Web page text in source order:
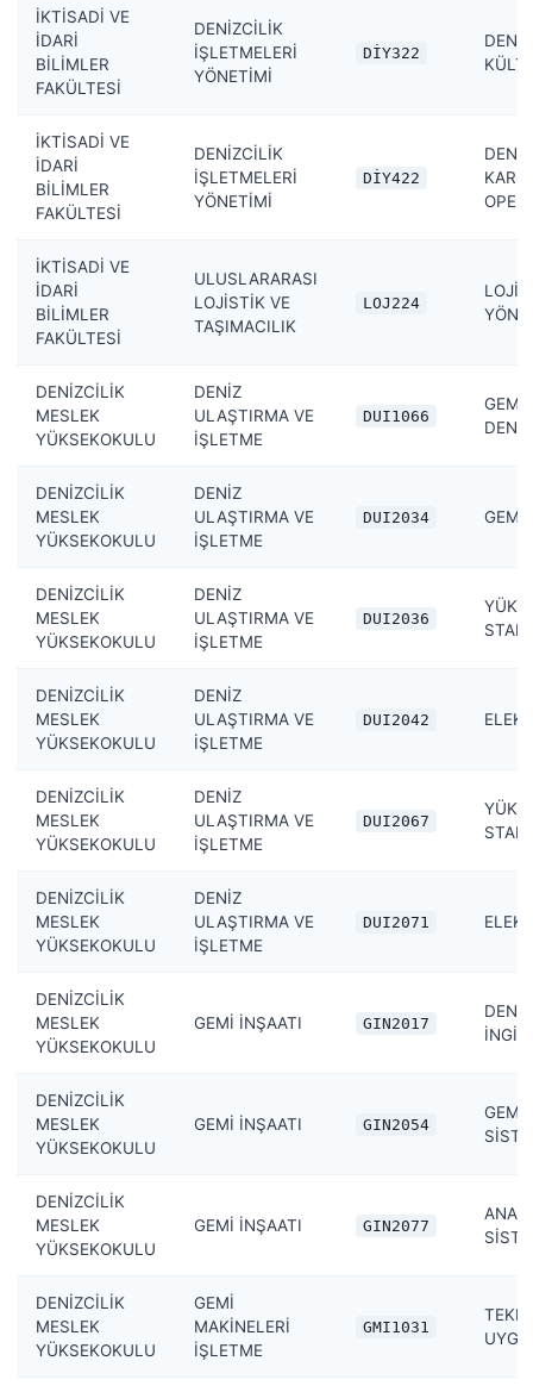
İKTİSADİ VE
İDARİ
BİLİMLER
FAKÜLTESİ
DENİZCİLİK
İŞLETMELERİ
YÖNETİMİ
DİY322
İKTİSADİ VE
İDARİ
BİLİMLER
FAKÜLTESİ
DENİZCİLİK
İŞLETMELERİ
YÖNETİMİ
DİY422
İKTİSADİ VE
İDARİ
BİLİMLER
FAKÜLTESİ
ULUSLARARASI
LOJİSTİK VE
TAŞIMACILIK
LOJ224
DENİZCİLİK
MESLEK
YÜKSEKOKULU
DENİZ
ULAŞTIRMA VE
İŞLETME
DUI1066
GEMİ
DENİZCİLİK
MESLEK
YÜKSEKOKULU
DENİZ
ULAŞTIRMA VE
İŞLETME
DUI2034 GEMİ
DENİZCİLİK
MESLEK
YÜKSEKOKULU
DENİZ
ULAŞTIRMA VE
İŞLETME
DUI2036
YÜK
DENİZCİLİK
MESLEK
YÜKSEKOKULU
DENİZ
ULAŞTIRMA VE
İŞLETME
DUI2042
DENİZCİLİK
MESLEK
YÜKSEKOKULU
DENİZ
ULAŞTIRMA VE
İŞLETME
DUI2067
YÜK
DENİZCİLİK
MESLEK
YÜKSEKOKULU
DENİZ
ULAŞTIRMA VE
İŞLETME
DUI2071
DENİZCİLİK
MESLEK
YÜKSEKOKULU
GEMİ İNŞAATI GIN2017
DENİZCİLİK
MESLEK
YÜKSEKOKULU
GEMİ İNŞAATI GIN2054
GEMİ
DENİZCİLİK
MESLEK
YÜKSEKOKULU
GEMİ İNŞAATI GIN2077
ANA
DENİZCİLİK
MESLEK
YÜKSEKOKULU
GEMİ
MAKİNELERİ
İŞLETME
GMI1031